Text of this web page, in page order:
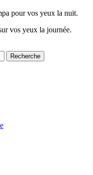
pour vos yeux la nuit.
vos yeux la journée.
Recherche